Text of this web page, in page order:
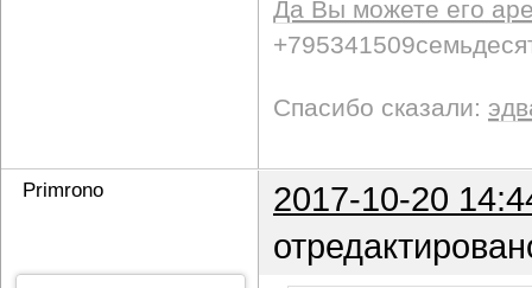
Да Вы можете его
Спасибо сказали:
Primrono
2017-10-20